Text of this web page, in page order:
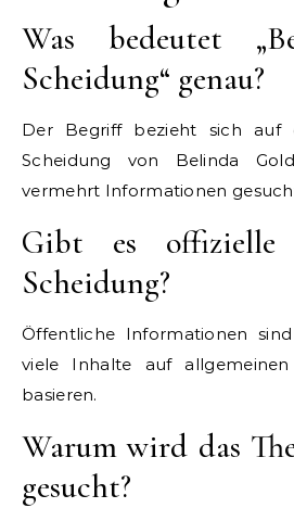
Was bedeutet
Scheidung“ genau?
Der Begriff bezieht sich auf
Scheidung von Belinda
vermehrt Informationen
Gibt es offizielle
Scheidung?
Öffentliche Informationen
viele Inhalte auf allgemeinen
basieren.
Warum wird das
gesucht?